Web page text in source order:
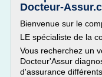
Docteur-
Bienvenue sur le
LE spécialiste de la
Vous recherchez un
Docteur'Assur
d'assurance